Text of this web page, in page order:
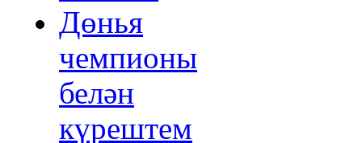
Дөнья
чемпионы
белән
күрештем